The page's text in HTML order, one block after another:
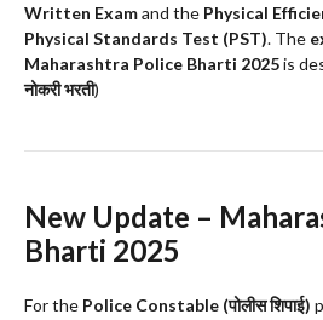
Written Examand the Physical
Physical Standards Test (PST). The
Maharashtra Police Bharti 2025is
नोकरी भरती)
New Update –
Bharti 2025
For the Police Constable (पोलीस शिपाई)